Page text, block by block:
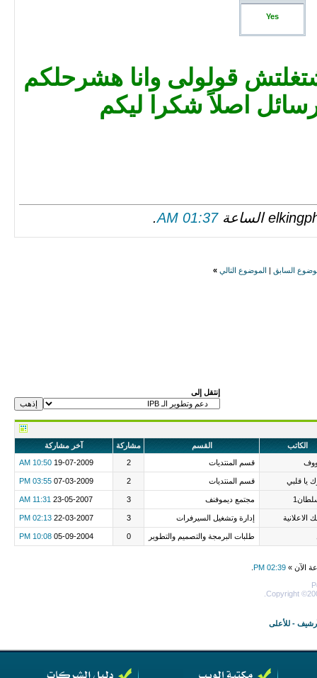
Yes
قولولى وانا هشرحلكم
اصلاً شكرا ليكم
01:37 AM
.
السابق الموضوع التالي »
إنتقل إلى
الكاتب القسم مشاركة
آخر مشاركة
قسم المنتديات 2
19-07-2009
10:50 AM
يا قلبي قسم المنتديات 2
07-03-2009
03:55 PM
مجتمع ديموفنف 3
23-05-2007
11:31 AM
الاعلانية إدارة وتشغيل السيرفرات 3
22-03-2007
02:13 PM
طلبات البرمجة والتصميم والتطوير 0
05-09-2004
10:08 PM
الآن » 02:39 PM
Copyright
- للأعلى